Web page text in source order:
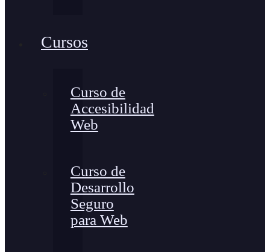
Cursos
Curso de
Accesibilidad
Web
Curso de
Desarrollo
Seguro
para Web